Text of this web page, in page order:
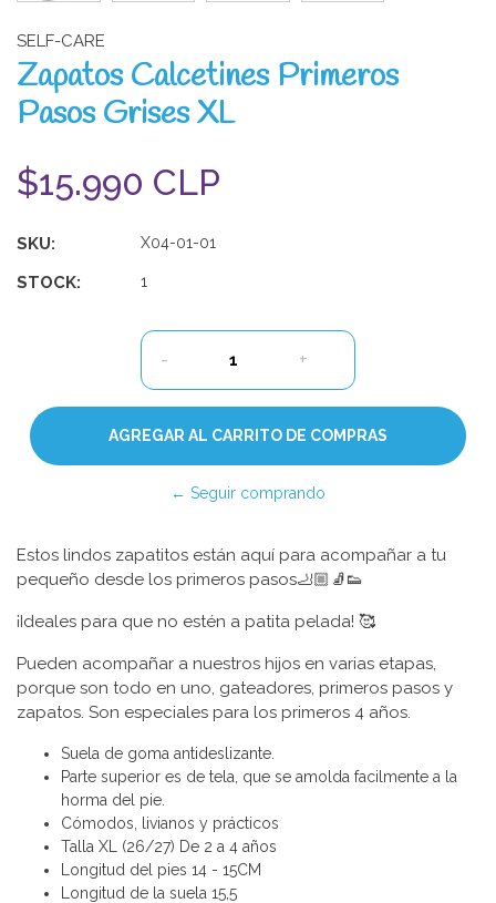
SELF-CARE
Zapatos Calcetines Primeros
Pasos Grises XL
$15.990 CLP
SKU: X04-01-01
STOCK: 1
- +
← Seguir comprando
Estos lindos zapatitos están aquí para acompañar a tu
pequeño desde los primeros pasos🦶🏼🧦👟
¡Ideales para que no estén a patita pelada! 🥰
Pueden acompañar a nuestros hijos en varias etapas,
porque son todo en uno, gateadores, primeros pasos y
zapatos. Son especiales para los primeros 4 años.
Suela de goma antideslizante.
Parte superior es de tela, que se amolda facilmente a la
horma del pie.
Cómodos, livianos y prácticos
Talla XL (26/27) De 2 a 4 años
Longitud del pies 14 - 15CM
Longitud de la suela 15,5